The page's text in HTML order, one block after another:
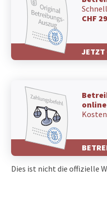
CHF
JETZT
Dies ist nicht die offizielle